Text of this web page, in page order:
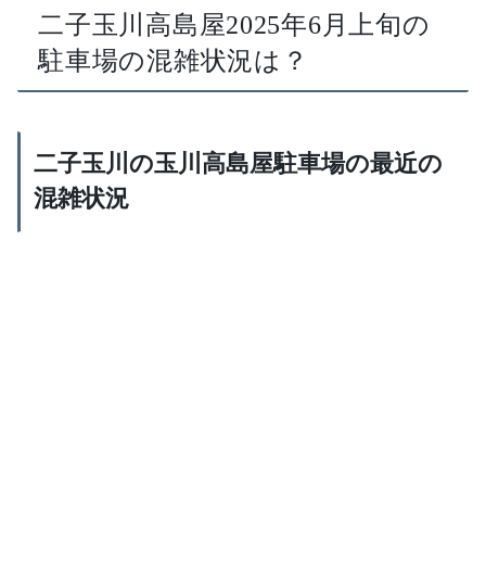
二子玉川高島屋2025年6月上旬の
駐車場の混雑状況は？
二子玉川の玉川高島屋駐車場の最近の
混雑状況